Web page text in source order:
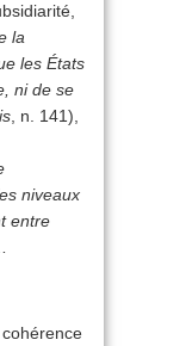
la
les États
ni de se
, n. 141),
niveaux
entre